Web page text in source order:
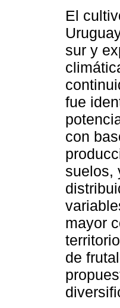
El
sur y
fue
con
suelos,
mayor
de